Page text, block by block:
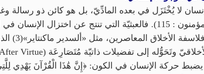
لا يُخْتَزَل في بعده المادِّيّ، بل هو كائن ذو رسالة
وَأَنَّكُمْ إِلَيْنَا لَا تُرْجَعُونَ﴾ (المؤمنون : 115). فالعبثيّة التي تنتج
مع ما ذهب
حركة الإنسان في الكون: ﴿إِنَّ هَٰذَا الْقُرْآنَ يَهْدِي لِلَّتِي